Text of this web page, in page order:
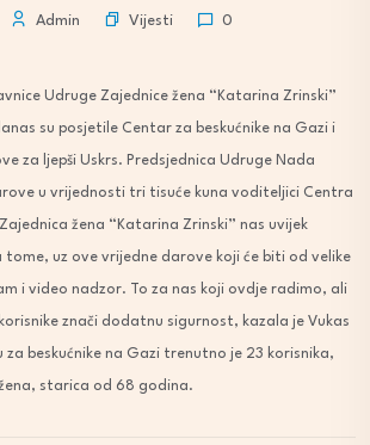
Admin Vijesti 0
Udruge Zajednice žena “Katarina Zrinski”
su posjetile Centar za beskućnike na Gazi i
za ljepši Uskrs. Predsjednica Udruge Nada
u vrijednosti tri tisuće kuna voditeljici Centra
žena “Katarina Zrinski” nas uvijek
tome, uz ove vrijedne darove koji će biti od velike
i video nadzor. To za nas koji ovdje radimo, ali
znači dodatnu sigurnost, kazala je Vukas
za beskućnike na Gazi trenutno je 23 korisnika,
starica od 68 godina.